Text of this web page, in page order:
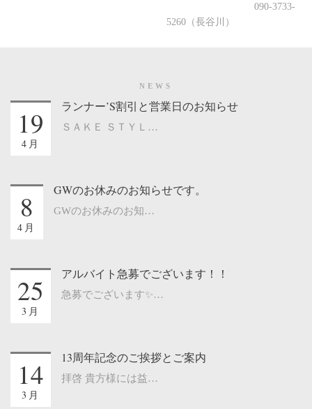
090-3733-
5260（長谷川）
NEWS
19
4月
ランナー’S割引と営業日のお知らせ
ＳＡＫＥ ＳＴＹＬ…
8
4月
GWのお休みのお知らせです。
GWのお休みのお知…
25
3月
アルバイト急募でございます！！
急募でございます✨…
14
3月
13周年記念のご挨拶とご案内
拝啓 貴方様には益…